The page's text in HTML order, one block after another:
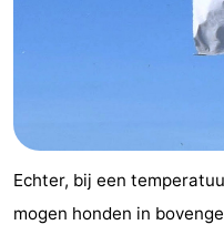
Speeltuinen
Binnenspeeltuinen
-
Echter, bij een
mogen honden in